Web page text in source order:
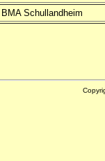
BMA Schullandheim